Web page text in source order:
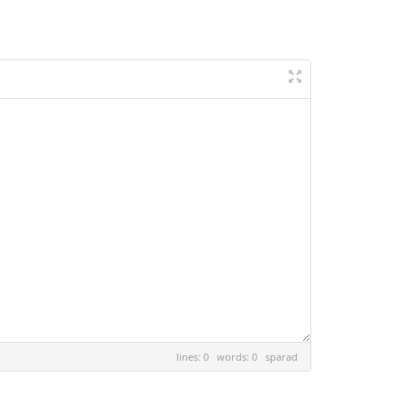
lines: 0 words: 0 sparad